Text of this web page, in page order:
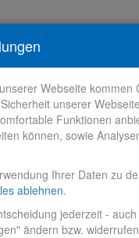
Webseite
unserer
Funktionen
können, sowie
Ihrer Daten zu
ablehnen.
jederzeit -
ändern bzw.